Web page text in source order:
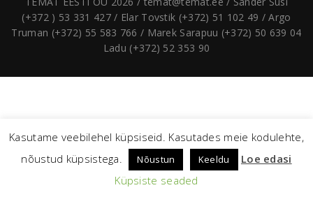
(+372 ) 53 331 427 / Elar Tovstik (+372) 51 102 49 / Argo
Truman (+372) 55 583 766 / Marek Sarapuu (+372) 50 639 04
Ladu (+372) 52 353 90
Kasutame veebilehel küpsiseid. Kasutades meie kodulehte,
nõustud küpsistega.
Nõustun Keeldu
Loe edasi
Küpsiste seaded